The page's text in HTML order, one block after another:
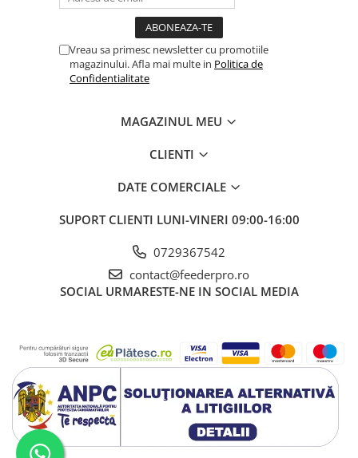
Vreau sa primesc newsletter cu promotiile
magazinului. Afla mai multe in Politica de
Confidentialitate
MAGAZINUL MEU
CLIENTI
DATE COMERCIALE
SUPORT CLIENTI LUNI-VINERI 09:00-16:00
0729367542
contact@feederpro.ro
SOCIAL URMARESTE-NE IN SOCIAL MEDIA